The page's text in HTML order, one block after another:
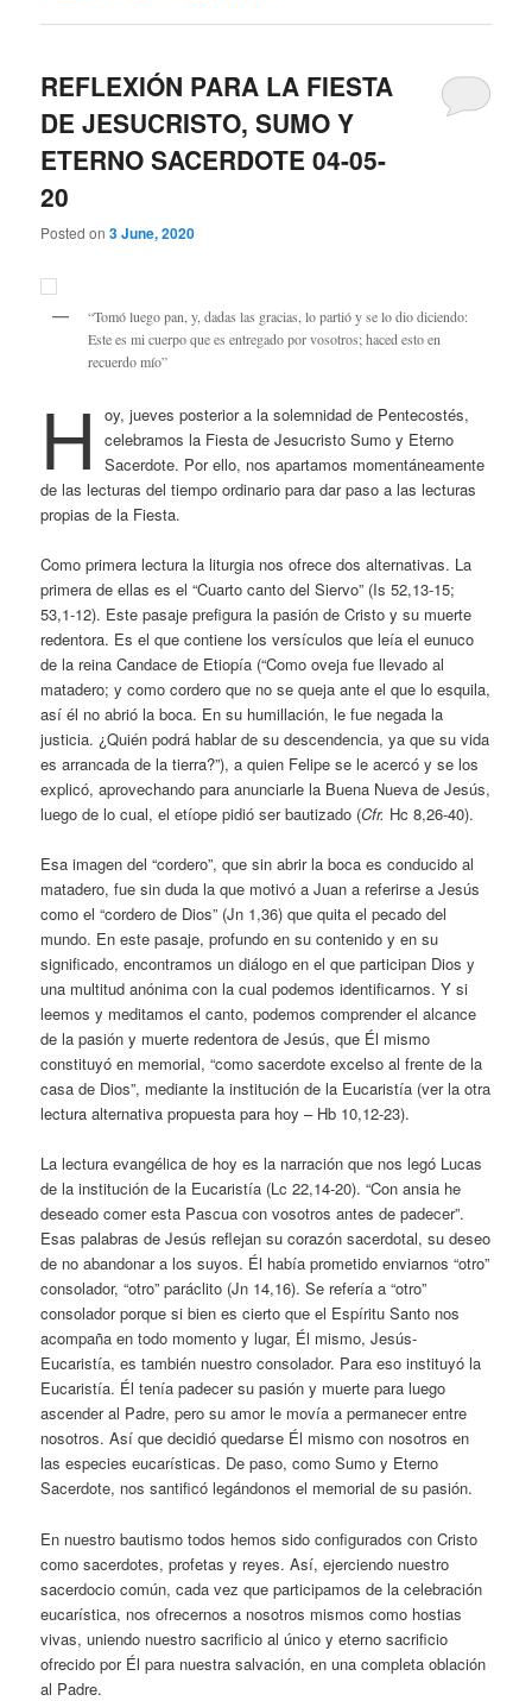
REFLEXIÓN PARA LA FIESTA
DE JESUCRISTO, SUMO Y
ETERNO SACERDOTE 04-05-
20
Posted on3 June, 2020
“Tomó luego pan, y, dadas las gracias, lo partió y se lo dio diciendo:
Este es mi cuerpo que es entregado por vosotros; haced esto en
recuerdo mío”
H
oy, jueves posterior a la solemnidad de Pentecostés,
celebramos la Fiesta de Jesucristo Sumo y Eterno
Sacerdote. Por ello, nos apartamos momentáneamente
de las lecturas del tiempo ordinario para dar paso a las lecturas
propias de la Fiesta.
Como primera lectura la liturgia nos ofrece dos alternativas. La
primera de ellas es el “Cuarto canto del Siervo” (Is 52,13-15;
53,1-12). Este pasaje prefigura la pasión de Cristo y su muerte
redentora. Es el que contiene los versículos que leía el eunuco
de la reina Candace de Etiopía (“Como oveja fue llevado al
matadero; y como cordero que no se queja ante el que lo esquila,
así él no abrió la boca. En su humillación, le fue negada la
justicia. ¿Quién podrá hablar de su descendencia, ya que su vida
es arrancada de la tierra?”), a quien Felipe se le acercó y se los
explicó, aprovechando para anunciarle la Buena Nueva de Jesús,
luego de lo cual, el etíope pidió ser bautizado (Cfr. Hc 8,26-40).
Esa imagen del “cordero”, que sin abrir la boca es conducido al
matadero, fue sin duda la que motivó a Juan a referirse a Jesús
como el “cordero de Dios” (Jn 1,36) que quita el pecado del
mundo. En este pasaje, profundo en su contenido y en su
significado, encontramos un diálogo en el que participan Dios y
una multitud anónima con la cual podemos identificarnos. Y si
leemos y meditamos el canto, podemos comprender el alcance
de la pasión y muerte redentora de Jesús, que Él mismo
constituyó en memorial, “como sacerdote excelso al frente de la
casa de Dios”, mediante la institución de la Eucaristía (ver la otra
lectura alternativa propuesta para hoy – Hb 10,12-23).
La lectura evangélica de hoy es la narración que nos legó Lucas
de la institución de la Eucaristía (Lc 22,14-20). “Con ansia he
deseado comer esta Pascua con vosotros antes de padecer”.
Esas palabras de Jesús reflejan su corazón sacerdotal, su deseo
de no abandonar a los suyos. Él había prometido enviarnos “otro”
consolador, “otro” paráclito (Jn 14,16). Se refería a “otro”
consolador porque si bien es cierto que el Espíritu Santo nos
acompaña en todo momento y lugar, Él mismo, Jesús-
Eucaristía, es también nuestro consolador. Para eso instituyó la
Eucaristía. Él tenía padecer su pasión y muerte para luego
ascender al Padre, pero su amor le movía a permanecer entre
nosotros. Así que decidió quedarse Él mismo con nosotros en
las especies eucarísticas. De paso, como Sumo y Eterno
Sacerdote, nos santificó legándonos el memorial de su pasión.
En nuestro bautismo todos hemos sido configurados con Cristo
como sacerdotes, profetas y reyes. Así, ejerciendo nuestro
sacerdocio común, cada vez que participamos de la celebración
eucarística, nos ofrecernos a nosotros mismos como hostias
vivas, uniendo nuestro sacrificio al único y eterno sacrificio
ofrecido por Él para nuestra salvación, en una completa oblación
al Padre.